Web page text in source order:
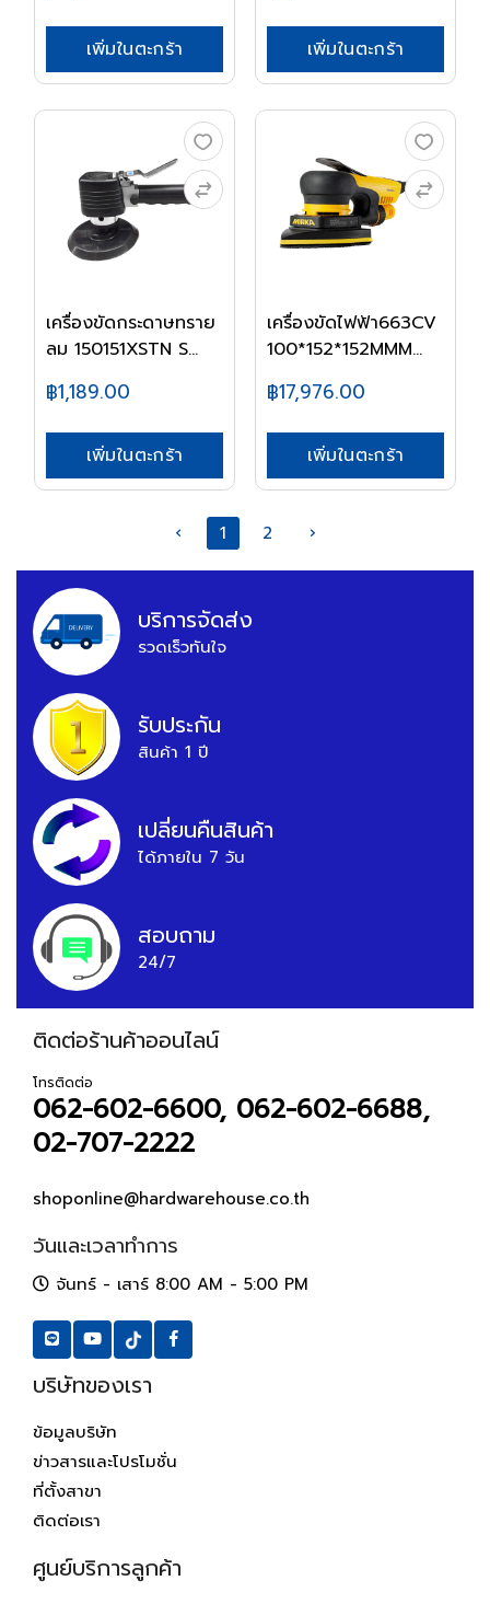
เพิ่มในตะกร้า เพิ่มในตะกร้า
เครื่องขัดกระดาษทราย
ลม 150151XSTN S...
฿1,189.00
เพิ่มในตะกร้า
เครื่องขัดไฟฟ้า663CV
100*152*152MMM...
฿17,976.00
เพิ่มในตะกร้า
‹ 1 2 ›
บริการจัดส่ง
รวดเร็วทันใจ
รับประกัน
สินค้า 1 ปี
เปลี่ยนคืนสินค้า
ได้ภายใน 7 วัน
สอบถาม
24/7
ติดต่อร้านค้าออนไลน์
โทรติดต่อ
062-602-6600, 062-602-6688,
02-707-2222
shoponline@hardwarehouse.co.th
วันและเวลาทำการ
จันทร์ - เสาร์ 8:00 AM - 5:00 PM
บริษัทของเรา
ข้อมูลบริษัท
ข่าวสารและโปรโมชั่น
ที่ตั้งสาขา
ติดต่อเรา
ศูนย์บริการลูกค้า